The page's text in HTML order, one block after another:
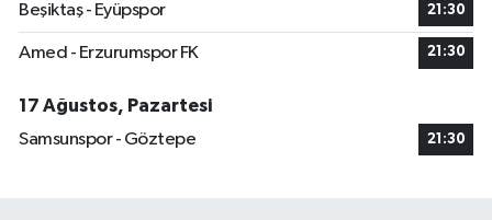
Beşiktaş - Eyüpspor 21:30
Amed - Erzurumspor FK 21:30
17 Ağustos, Pazartesi
Samsunspor - Göztepe
21:30